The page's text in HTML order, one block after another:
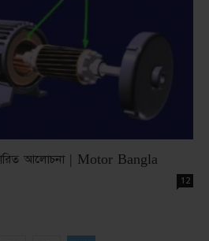
আলোচনা | Motor Bangla
12